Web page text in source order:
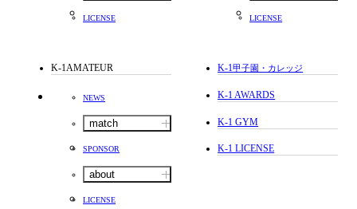
LICENSE LICENSE
K-1AMATEUR
NEWS
match
SPONSOR
about
LICENSE
K-1甲子園・カレッジ
K-1 AWARDS
K-1 GYM
K-1 LICENSE